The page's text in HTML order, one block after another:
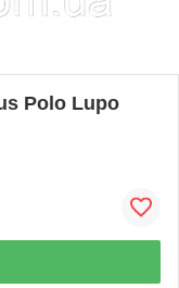
Polo Lupo